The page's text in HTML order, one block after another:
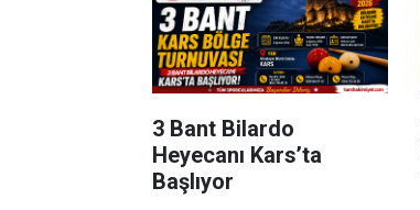
3 Bant Bilardo
Heyecanı Kars’ta
Başlıyor